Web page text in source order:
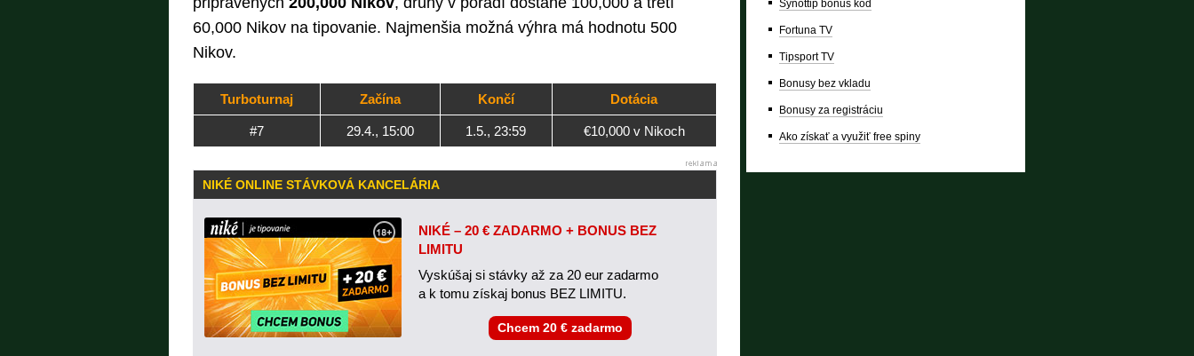
60,000 Nikov na tipovanie. Najmenšia možná výhra má hodnotu 500
Nikov.
Turboturnaj Začína Končí Dotácia
#7 29.4., 15:00 1.5., 23:59 €10,000 v Nikoch
NIKÉ ONLINE STÁVKOVÁ KANCELÁRIA
NIKÉ – 20 € ZADARMO + BONUS BEZ
LIMITU
Vyskúšaj si stávky až za 20 eur zadarmo
a k tomu získaj bonus BEZ LIMITU.
Chcem 20 € zadarmo
Synottip bonus kód
Fortuna TV
Tipsport TV
Bonusy bez vkladu
Bonusy za registráciu
Ako získať a využiť free spiny